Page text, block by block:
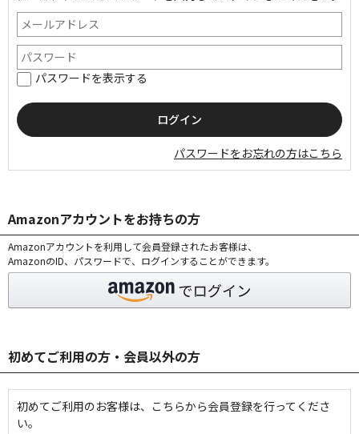
パスワードを表示する
パスワードをお忘れの方はこちら
Amazonアカウントをお持ちの方
Amazonアカウントを利用して会員登録されたお客様は、
AmazonのID、パスワードで、ログインすることができます。
初めてご利用の方・会員以外の方
初めてご利用のお客様は、こちらから会員登録を行ってくださ
い。